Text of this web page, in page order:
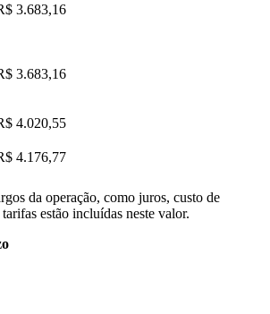
3.683,16
3.683,16
4.020,55
4.176,77
da operação, como juros, custo de
estão incluídas neste valor.